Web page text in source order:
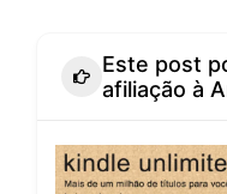
Este post
afiliação à